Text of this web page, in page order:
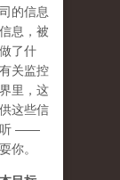
的信息
息，被
了什
关监控
里，这
这些信
听 ——
你。